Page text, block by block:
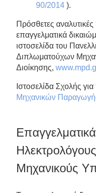
90/2014).
Πρόσθετες
επαγγελματικά
ιστοσελίδα του
Διπλωματούχων
Διοίκησης,
Ιστοσελίδα Σχολής
Μηχανικών
Μηχανικούς